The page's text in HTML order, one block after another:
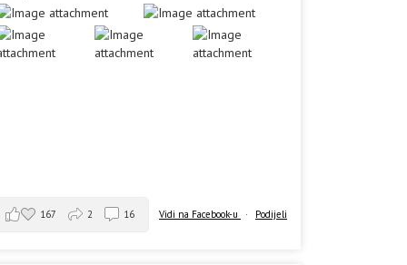
Vidi na Facebook-u · Podijeli
167 2 16